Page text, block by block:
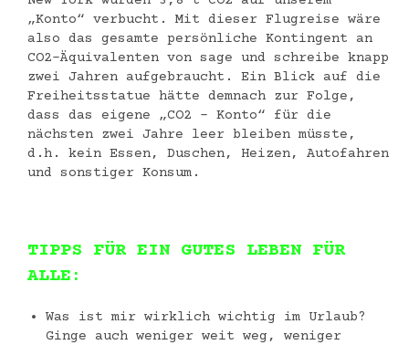
„Konto“ verbucht. Mit dieser Flugreise wäre
also das gesamte persönliche Kontingent an
CO2-Äquivalenten von sage und schreibe knapp
zwei Jahren aufgebraucht. Ein Blick auf die
Freiheitsstatue hätte demnach zur Folge,
dass das eigene „CO2 – Konto“ für die
nächsten zwei Jahre leer bleiben müsste,
d.h. kein Essen, Duschen, Heizen, Autofahren
und sonstiger Konsum.
TIPPS FÜR EIN GUTES LEBEN FÜR
ALLE:
Was ist mir wirklich wichtig im Urlaub?
Ginge auch weniger weit weg, weniger